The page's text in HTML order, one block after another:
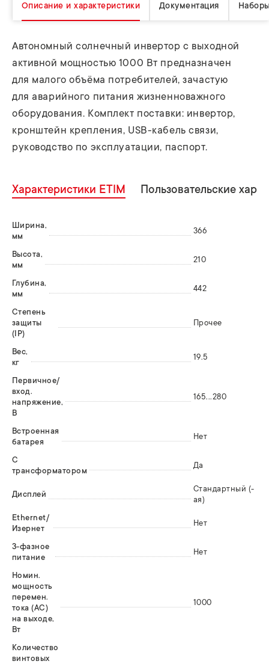
Описание и характеристики Документация
Автономный солнечный инвертор с выходной
активной мощностью 1000 Вт предназначен
для малого объёма потребителей, зачастую
для аварийного питания жизненноважного
оборудования. Комплект поставки: инвертор,
кронштейн крепления, USB-кабель связи,
руководство по эксплуатации, паспорт.
Характеристики ETIM Пользовательские
Ширина,
мм
366
Высота,
мм
210
Глубина,
мм
442
Степень
защиты
(IP)
Прочее
Вес,
кг
19.5
Первичное/
вход.
напряжение,
В
165...280
Встроенная
батарея
Нет
С
трансформатором
Да
Дисплей
Стандартный (-
ая)
Ethernet/
Изернет
Нет
3-фазное
питание
Нет
Номин.
мощность
перемен.
тока (AC)
на выходе,
Вт
1000
Количество
винтовых